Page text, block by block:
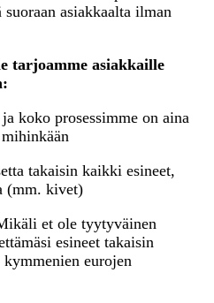
asiakkaalta ilman
tarjoamme asiakkaille
koko prosessimme on aina
takaisin kaikki esineet,
(mm. kivet)
et ole tyytyväinen
esineet takaisin
eurojen